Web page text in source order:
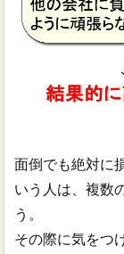
面倒でも絶対に
いう人は、複数
う。
その際に気をつ